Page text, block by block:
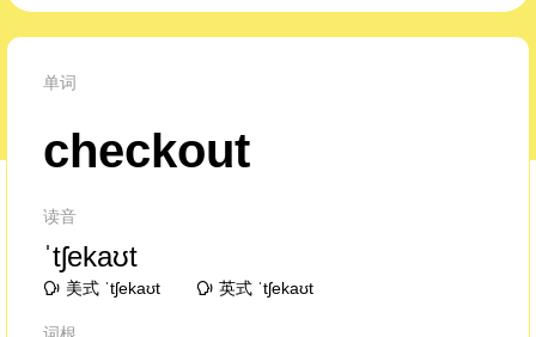
单词
checkout
读音
ˈtʃekaʊt
美式 ˈtʃekaʊt 英式 ˈtʃekaʊt
词根